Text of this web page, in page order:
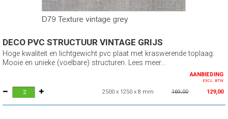
DECO PVC STRUCTUUR VINTAGE GRIJS
Hoge kwaliteit en lichtgewicht pvc plaat met kraswerende toplaag.
Mooie en unieke (voelbare) structuren. Lees meer...
AANBIEDING
EXCL. BTW
2500 x 1250 x 8 mm 169,00 129,00